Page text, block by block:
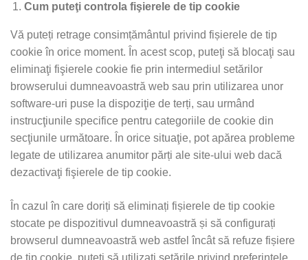
Cum puteţi controla fişierele de tip cookie
Vă puteți retrage consimțământul privind fișierele de tip
cookie în orice moment. În acest scop, puteţi să blocaţi sau
eliminaţi fişierele cookie fie prin intermediul setărilor
browserului dumneavoastră web sau prin utilizarea unor
software-uri puse la dispoziţie de terți, sau urmând
instrucţiunile specifice pentru categoriile de cookie din
secţiunile următoare. În orice situaţie, pot apărea probleme
legate de utilizarea anumitor părți ale site-ului web dacă
dezactivaţi fişierele de tip cookie.
În cazul în care doriți să eliminați fișierele de tip cookie
stocate pe dispozitivul dumneavoastră și să configurați
browserul dumneavoastră web astfel încât să refuze fișiere
de tip cookie, puteți să utilizați setările privind preferințele